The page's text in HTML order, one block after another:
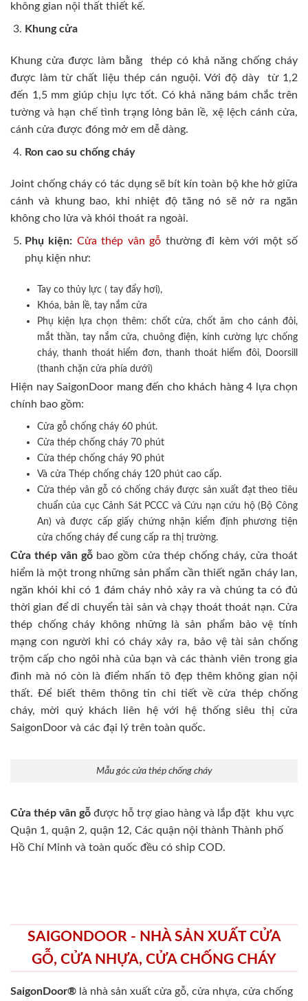
không gian nội thất thiết kế.
Khung cửa
Khung cửa được làm bằng thép có khả năng chống cháy
được làm từ chất liệu thép cán nguội. Với độ dày từ 1,2
đến 1,5 mm giúp chịu lực tốt. Có khả năng bám chắc trên
tường và hạn chế tình trạng lỏng bản lề, xệ lệch cánh cửa,
cánh cửa được đóng mở em dễ dàng.
Ron cao su chống cháy
Joint chống cháy có tác dụng sẽ bít kín toàn bộ khe hở giữa
cánh và khung bao, khi nhiệt độ tăng nó sẽ nở ra ngăn
không cho lửa và khói thoát ra ngoài.
Phụ kiện: Cửa thép vân gỗ thường đi kèm với một số
phụ kiện như:
Tay co thủy lực ( tay đẩy hơi),
Khóa, bản lề, tay nắm cửa
Phụ kiện lựa chọn thêm: chốt cửa, chốt âm cho cánh đôi,
mắt thần, tay nắm cửa, chuông điện, kính cường lực chống
cháy, thanh thoát hiểm đơn, thanh thoát hiểm đôi, Doorsill
(thanh chặn cửa phía dưới)
Hiện nay SaigonDoor mang đến cho khách hàng 4 lựa chọn
chính bao gồm:
Cửa gỗ chống cháy 60 phút.
Cửa thép chống cháy 70 phút
Cửa thép chống cháy 90 phút
Và cửa Thép chống cháy 120 phút cao cấp.
Cửa thép vân gỗ có chống cháy được sản xuất đạt theo tiêu
chuẩn của cục Cảnh Sát PCCC và Cứu nạn cứu hộ (Bộ Công
An) và được cấp giấy chứng nhận kiểm định phương tiện
cửa chống cháy để cung cấp ra thị trường.
Cửa thép vân gỗ bao gồm cửa thép chống cháy, cửa thoát
hiểm là một trong những sản phẩm cần thiết ngăn cháy lan,
ngăn khói khi có 1 đám cháy nhỏ xảy ra và chúng ta có đủ
thời gian để di chuyển tài sản và chạy thoát thoát nạn. Cửa
thép chống cháy không những là sản phẩm bảo vệ tính
mạng con người khi có cháy xảy ra, bảo vệ tài sản chống
trộm cấp cho ngôi nhà của bạn và các thành viên trong gia
đình mà nó còn là điểm nhấn tô đẹp thêm không gian nội
thất. Để biết thêm thông tin chi tiết về cửa thép chống
cháy, mời quý khách liên hệ với hệ thống siêu thị cửa
SaigonDoor và các đại lý trên toàn quốc.
Mẫu góc cửa thép chống cháy
Cửa thép vân gỗ được hỗ trợ giao hàng và lắp đặt khu vực
Quận 1, quận 2, quận 12, Các quận nội thành Thành phố
Hồ Chí Minh và toàn quốc đều có ship COD.
SAIGONDOOR - NHÀ SẢN XUẤT CỬA
GỖ, CỬA NHỰA, CỬA CHỐNG CHÁY
SaigonDoor® là nhà sản xuất cửa gỗ, cửa nhựa, cửa chống